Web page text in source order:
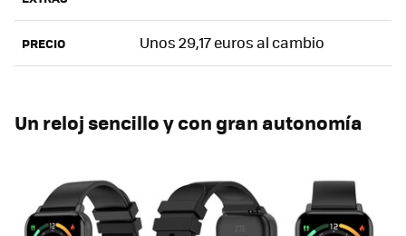
PRECIO Unos 29,17 euros al cambio
Un reloj sencillo y con gran autonomía